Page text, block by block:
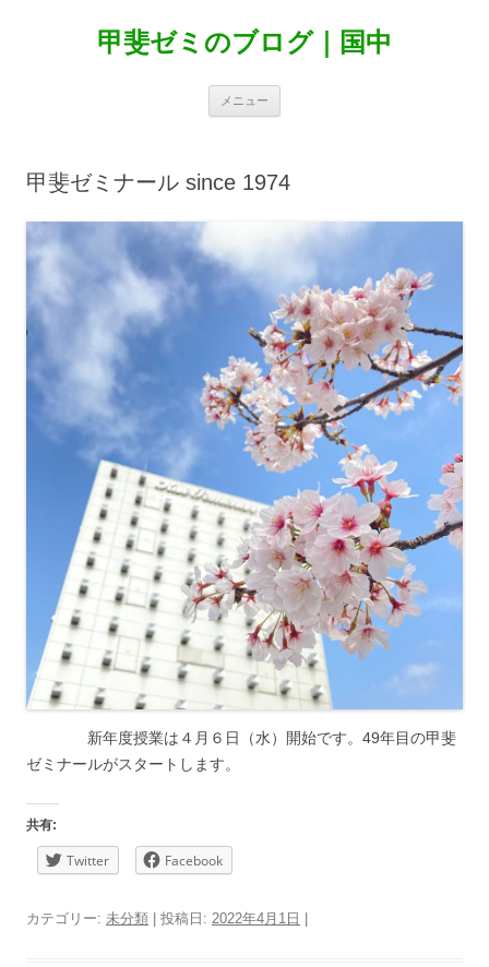
甲斐ゼミのブログ｜国中
メニュー
ス
甲斐ゼミナール since 1974
新年度授業は４月６日（水）開始です。49年目の甲斐
ゼミナールがスタートします。
共有:
Twitter Facebook
カテゴリー: 未分類 | 投稿日: 2022年4月1日